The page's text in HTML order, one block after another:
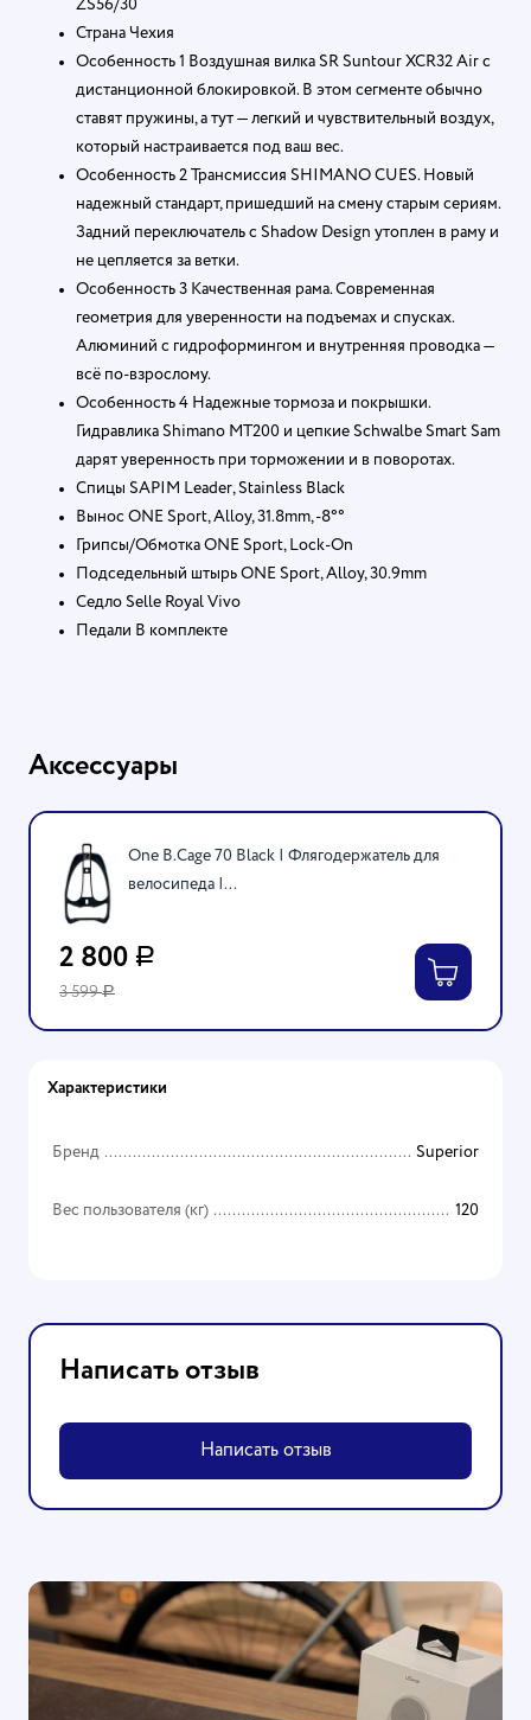
ZS56/30
Страна Чехия
Особенность 1 Воздушная вилка SR Suntour XCR32 Air с
дистанционной блокировкой. В этом сегменте обычно
ставят пружины, а тут — легкий и чувствительный воздух,
который настраивается под ваш вес.
Особенность 2 Трансмиссия SHIMANO CUES. Новый
надежный стандарт, пришедший на смену старым сериям.
Задний переключатель с Shadow Design утоплен в раму и
не цепляется за ветки.
Особенность 3 Качественная рама. Современная
геометрия для уверенности на подъемах и спусках.
Алюминий с гидроформингом и внутренняя проводка —
всё по-взрослому.
Особенность 4 Надежные тормоза и покрышки.
Гидравлика Shimano MT200 и цепкие Schwalbe Smart Sam
дарят уверенность при торможении и в поворотах.
Спицы SAPIM Leader, Stainless Black
Вынос ONE Sport, Alloy, 31.8mm, -8°°
Грипсы/Обмотка ONE Sport, Lock-On
Подседельный штырь ONE Sport, Alloy, 30.9mm
Седло Selle Royal Vivo
Педали В комплекте
Аксессуары
One B.Cage 70 Black | Флягодержатель для
велосипеда |...
2 800 Р
3 599Р
Характеристики
Бренд Superior
Вес пользователя (кг) 120
Написать отзыв
Написать отзыв